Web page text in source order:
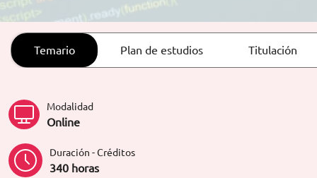
Temario Plan de estudios Titulación
Modalidad
Online
Duración - Créditos
340 horas